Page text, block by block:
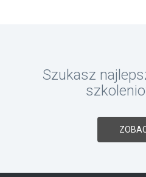
Szukasz